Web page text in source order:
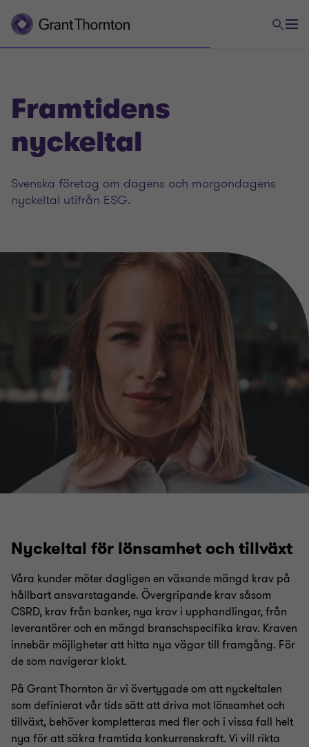
Framtidens
nyckeltal
Svenska företag om dagens och morgondagens
nyckeltal utifrån ESG.
Nyckeltal för lönsamhet och tillväxt
Våra kunder möter dagligen en växande mängd krav på
hållbart ansvarstagande. Övergripande krav såsom
CSRD, krav från banker, nya krav i upphandlingar, från
leverantörer och en mängd branschspecifika krav. Kraven
innebär möjligheter att hitta nya vägar till framgång. För
de som navigerar klokt.
På Grant Thornton är vi övertygade om att nyckeltalen
som definierat vår tids sätt att driva mot lönsamhet och
tillväxt, behöver kompletteras med fler och i vissa fall helt
nya för att säkra framtida konkurrenskraft. Vi vill rikta